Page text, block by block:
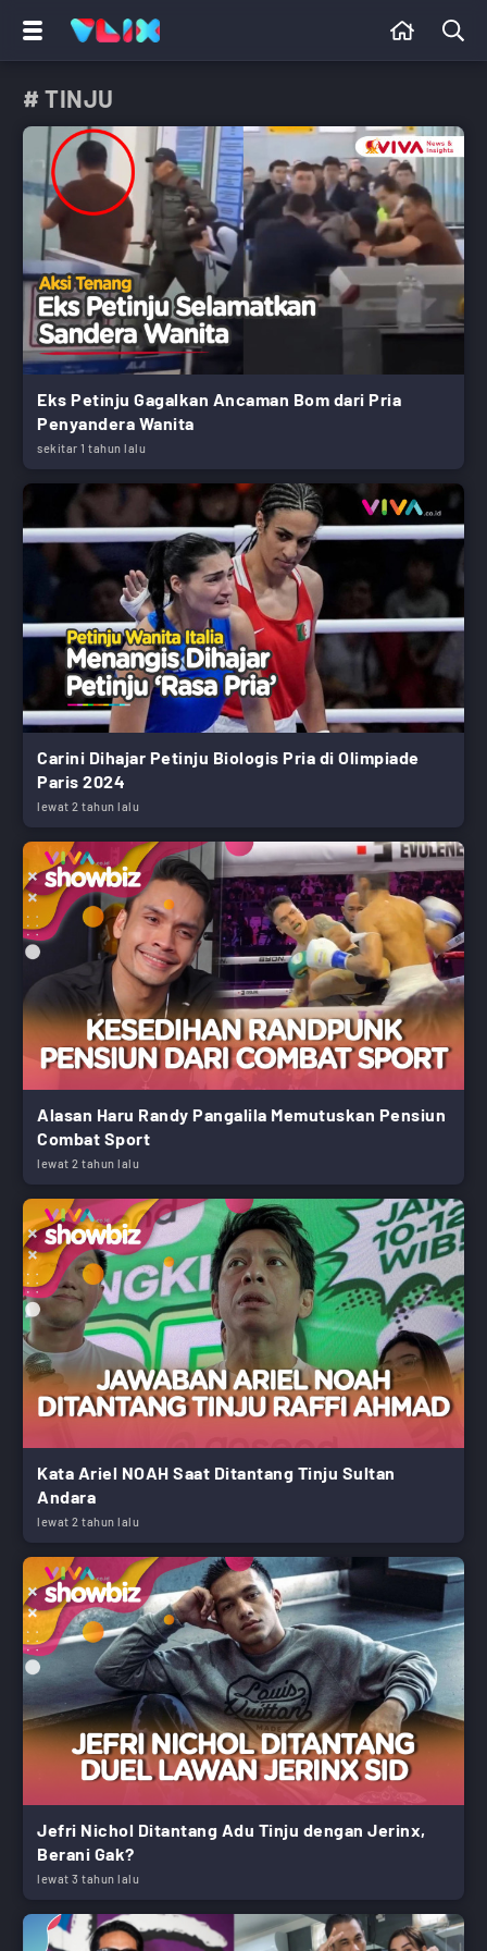
# TINJU
Eks Petinju Gagalkan Ancaman Bom dari Pria
Penyandera Wanita
sekitar 1 tahun lalu
Carini Dihajar Petinju Biologis Pria di Olimpiade
Paris 2024
lewat 2 tahun lalu
Alasan Haru Randy Pangalila Memutuskan Pensiun
Combat Sport
lewat 2 tahun lalu
Kata Ariel NOAH Saat Ditantang Tinju Sultan
Andara
lewat 2 tahun lalu
Jefri Nichol Ditantang Adu Tinju dengan Jerinx,
Berani Gak?
lewat 3 tahun lalu